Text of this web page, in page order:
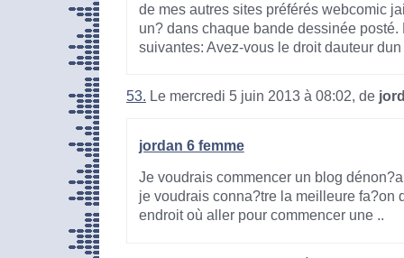
de mes autres sites préférés webcomic
un? dans chaque bande dessinée
suivantes: Avez-vous le droit dauteur
53. Le mercredi 5 juin 2013 à 08:02, de
jordan 6 femme
Je voudrais commencer un blog
je voudrais conna?tre la meilleure fa?on
endroit où aller pour commencer une ..